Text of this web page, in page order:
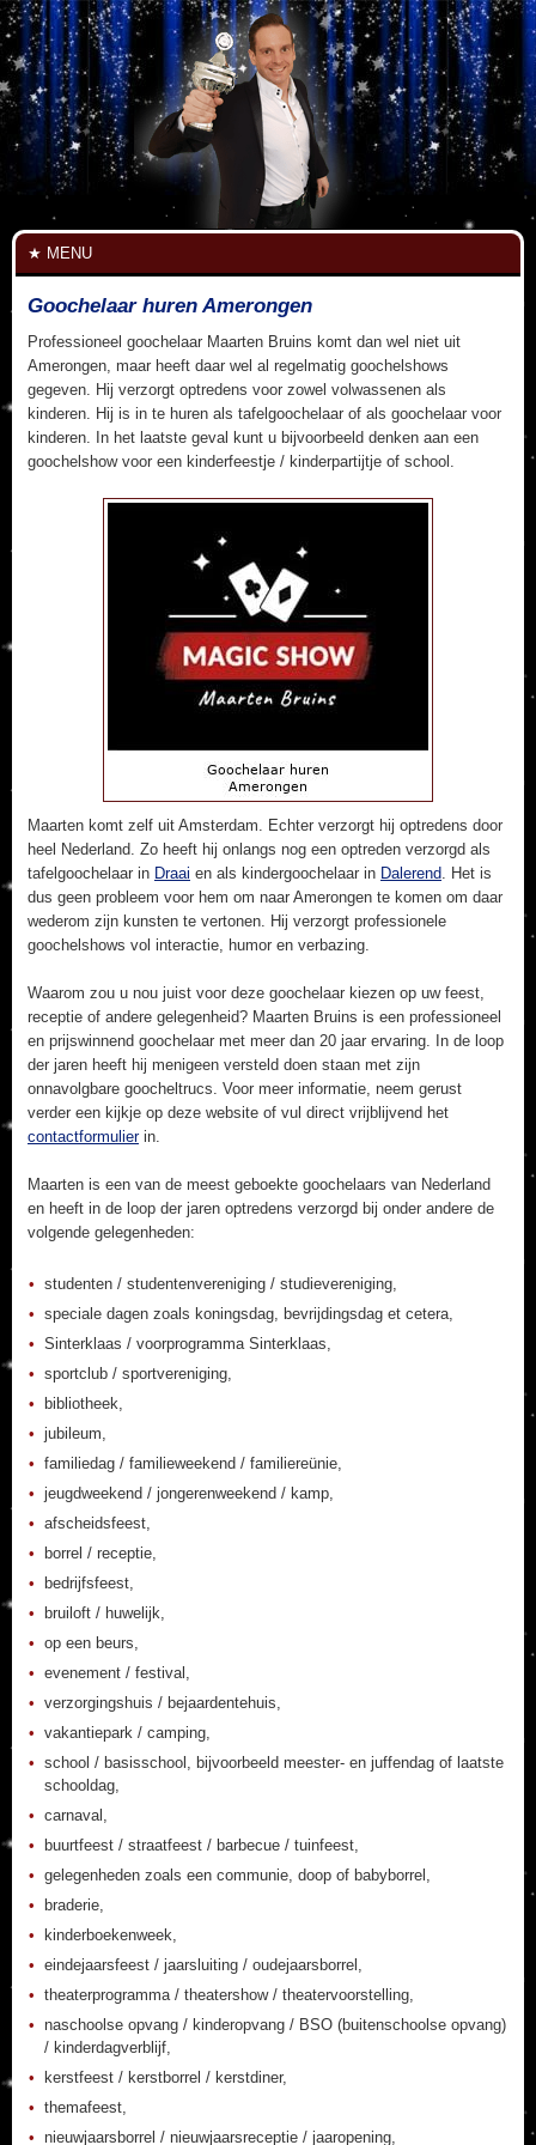
MENU
Goochelaar huren Amerongen
Professioneel goochelaar Maarten Bruins komt dan wel niet uit
Amerongen, maar heeft daar wel al regelmatig goochelshows
gegeven. Hij verzorgt optredens voor zowel volwassenen als
kinderen. Hij is in te huren als tafelgoochelaar of als goochelaar voor
kinderen. In het laatste geval kunt u bijvoorbeeld denken aan een
goochelshow voor een kinderfeestje / kinderpartijtje of school.
Maarten komt zelf uit Amsterdam. Echter verzorgt hij optredens door
heel Nederland. Zo heeft hij onlangs nog een optreden verzorgd als
tafelgoochelaar in Draai en als kindergoochelaar in Dalerend. Het is
dus geen probleem voor hem om naar Amerongen te komen om daar
wederom zijn kunsten te vertonen. Hij verzorgt professionele
goochelshows vol interactie, humor en verbazing.
Waarom zou u nou juist voor deze goochelaar kiezen op uw feest,
receptie of andere gelegenheid? Maarten Bruins is een professioneel
en prijswinnend goochelaar met meer dan 20 jaar ervaring. In de loop
der jaren heeft hij menigeen versteld doen staan met zijn
onnavolgbare goocheltrucs. Voor meer informatie, neem gerust
verder een kijkje op deze website of vul direct vrijblijvend het
contactformulierin.
Maarten is een van de meest geboekte goochelaars van Nederland
en heeft in de loop der jaren optredens verzorgd bij onder andere de
volgende gelegenheden:
studenten / studentenvereniging / studievereniging,
speciale dagen zoals koningsdag, bevrijdingsdag et cetera,
Sinterklaas / voorprogramma Sinterklaas,
sportclub / sportvereniging,
bibliotheek,
jubileum,
familiedag / familieweekend / familiereünie,
jeugdweekend / jongerenweekend / kamp,
afscheidsfeest,
borrel / receptie,
bedrijfsfeest,
bruiloft / huwelijk,
op een beurs,
evenement / festival,
verzorgingshuis / bejaardentehuis,
vakantiepark / camping,
school / basisschool, bijvoorbeeld meester- en juffendag of laatste
schooldag,
carnaval,
buurtfeest / straatfeest / barbecue / tuinfeest,
gelegenheden zoals een communie, doop of babyborrel,
braderie,
kinderboekenweek,
eindejaarsfeest / jaarsluiting / oudejaarsborrel,
theaterprogramma / theatershow / theatervoorstelling,
naschoolse opvang / kinderopvang / BSO (buitenschoolse opvang)
/ kinderdagverblijf,
kerstfeest / kerstborrel / kerstdiner,
themafeest,
nieuwjaarsborrel / nieuwjaarsreceptie / jaaropening,